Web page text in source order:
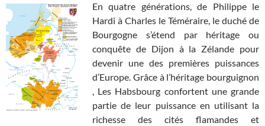
En quatre générations, de Philippe le
Hardi à Charles le Téméraire, le duché de
Bourgogne s’étend par héritage ou
conquête de Dijon à la Zélande pour
devenir une des premières puissances
d’Europe. Grâce à l’héritage bourguignon
, Les Habsbourg confortent une grande
partie de leur puissance en utilisant la
richesse des cités flamandes et